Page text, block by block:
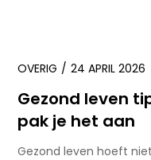
OVERIG 24 APRIL 2026
Gezond leven
pak je het aan
Gezond leven hoeft